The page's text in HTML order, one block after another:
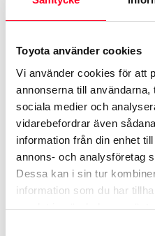
Toyota använder cookies
Vi använder cookies för att
annonserna till
sociala medier och
vidarebefordrar även
information från din enhet
annons- och analysföretag
Dessa kan i sin tur
information som du har
samlat in när du har använt
Basuppgifter
Modell
Corolla